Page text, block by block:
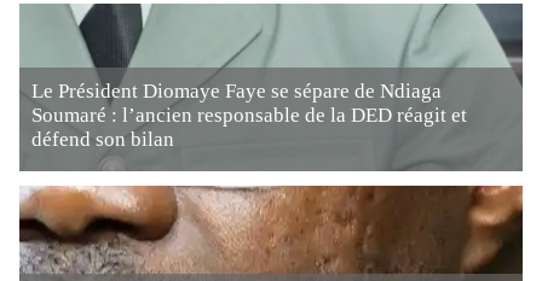
Le Président Diomaye Faye se sépare de Ndiaga
Soumaré : l’ancien responsable de la DED réagit et
défend son bilan